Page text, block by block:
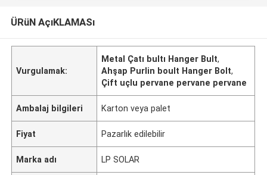
ÜRüN AçıKLAMASı
Vurgulamak:
Metal Çatı bultı Hanger Bult,
Ahşap Purlin boult Hanger Bolt,
Çift uçlu pervane pervane pervane
Ambalaj bilgileri Karton veya palet
Fiyat Pazarlık edilebilir
Marka adı LP SOLAR